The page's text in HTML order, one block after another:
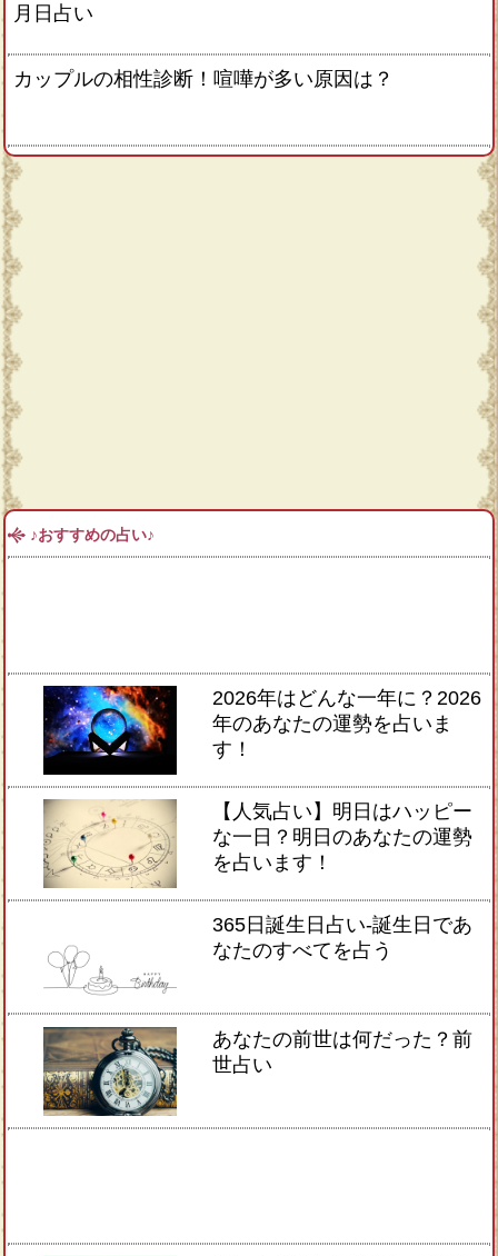
月日占い
カップルの相性診断！喧嘩が多い原因は？
♪おすすめの占い♪
2026年はどんな一年に？2026
年のあなたの運勢を占いま
す！
【人気占い】明日はハッピー
な一日？明日のあなたの運勢
を占います！
365日誕生日占い-誕生日であ
なたのすべてを占う
あなたの前世は何だった？前
世占い